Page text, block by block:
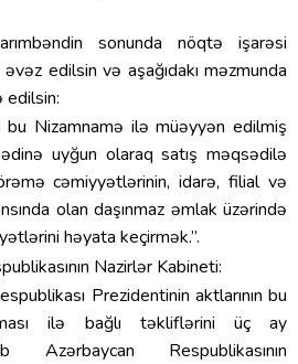
sonunda nöqtə işarəsi
edilsin və aşağıdakı məzmunda
edilsin:
bu Nizamnamə ilə müəyyən edilmiş
uyğun olaraq satış məqsədilə
cəmiyyətlərinin, idarə, filial və
olan daşınmaz əmlak üzərində
həyata keçirmək.”.
Nazirlər Kabineti:
Prezidentinin aktlarının bu
ilə bağlı təkliflərini üç ay
Azərbaycan Respublikasının